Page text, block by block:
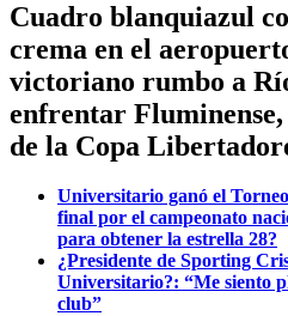
Cuadro blanquiazul
crema en el
victoriano rumbo a
enfrentar
de la Copa
Universitario ganó el
final por el campeonato
para obtener la estrella 28?
¿Presidente de Sporting
Universitario?: “Me siento
club”